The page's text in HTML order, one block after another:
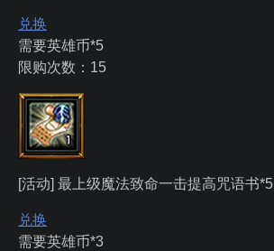
兑换
需要英雄币*5
限购次数：15
[活动] 最上级魔法致命一击提高咒语书*5
兑换
需要英雄币*3